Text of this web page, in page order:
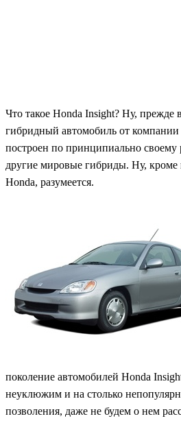
Что такое Honda Insight? Ну, прежде
гибридный автомобиль от
построен по принципиально
другие мировые гибриды. Ну, кроме
Honda, разумеется.
поколение автомобилей Honda
неуклюжим и на столько
позволения, даже не будем о нем